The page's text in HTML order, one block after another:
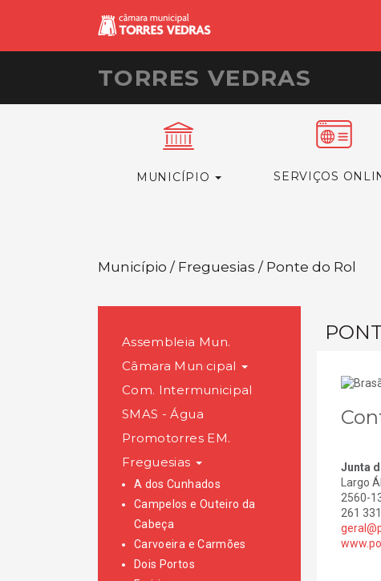
TORRES VEDRAS
MUNICÍPIO SERVIÇOS
Município / Freguesias / Ponte do Rol
Assembleia Mun.
Câmara Municipal
Com. Intermunicipal
SMAS - Água
Promotorres EM.
Freguesias
A dos Cunhados
Campelos e Outeiro da
Cabeça
Carvoeira e Carmões
Dois Portos
Junta
Largo
2560-
261